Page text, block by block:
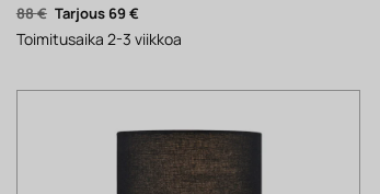
88€ Alkuperäinen
hinta
oli:
88 €.
69€Nykyinen
hinta
on:
69 €.
Toimitusaika 2-3 viikkoa